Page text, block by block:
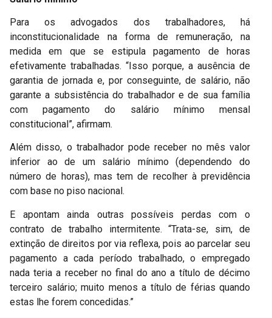
Para os advogados dos trabalhadores, há
inconstitucionalidade na forma de remuneração, na
medida em que se estipula pagamento de horas
efetivamente trabalhadas. “Isso porque, a ausência de
garantia de jornada e, por conseguinte, de salário, não
garante a subsistência do trabalhador e de sua família
com pagamento do salário mínimo mensal
constitucional”, afirmam.
Além disso, o trabalhador pode receber no mês valor
inferior ao de um salário mínimo (dependendo do
número de horas), mas tem de recolher à previdência
com base no piso nacional.
E apontam ainda outras possíveis perdas com o
contrato de trabalho intermitente. “Trata-se, sim, de
extinção de direitos por via reflexa, pois ao parcelar seu
pagamento a cada período trabalhado, o empregado
nada teria a receber no final do ano a título de décimo
terceiro salário; muito menos a título de férias quando
estas lhe forem concedidas.”